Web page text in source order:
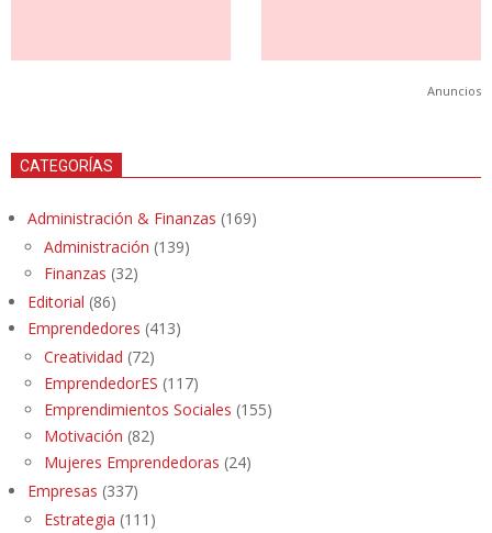
Anuncios
CATEGORÍAS
Administración & Finanzas (169)
Administración (139)
Finanzas (32)
Editorial (86)
Emprendedores (413)
Creatividad (72)
EmprendedorES (117)
Emprendimientos Sociales (155)
Motivación (82)
Mujeres Emprendedoras (24)
Empresas (337)
Estrategia (111)